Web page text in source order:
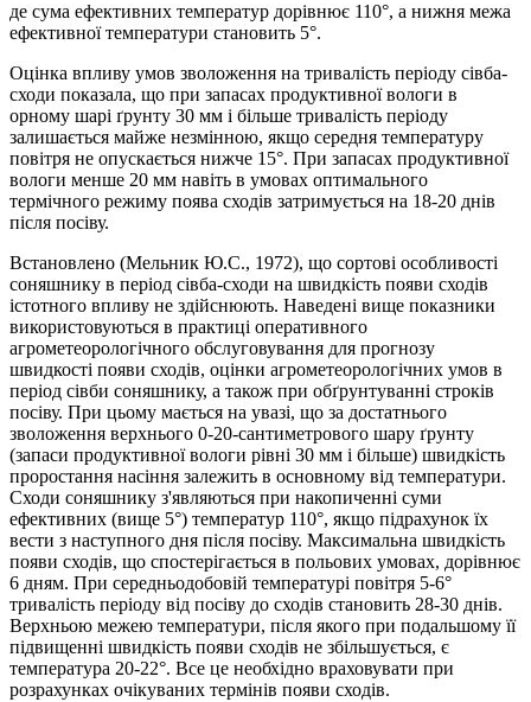
де сума ефективних температур дорівнює 110°, а нижня межа
ефективної температури становить 5°.
Оцінка впливу умов зволоження на тривалість періоду сівба-
сходи показала, що при запасах продуктивної вологи в
орному шарі ґрунту 30 мм і більше тривалість періоду
залишається майже незмінною, якщо середня температуру
повітря не опускається нижче 15°. При запасах продуктивної
вологи менше 20 мм навіть в умовах оптимального
термічного режиму поява сходів затримується на 18-20 днів
після посіву.
Встановлено (Мельник Ю.С., 1972), що сортові особливості
соняшнику в період сівба-сходи на швидкість появи сходів
істотного впливу не здійснюють. Наведені вище показники
використовуються в практиці оперативного
агрометеорологічного обслуговування для прогнозу
швидкості появи сходів, оцінки агрометеорологічних умов в
період сівби соняшнику, а також при обґрунтуванні строків
посіву. При цьому мається на увазі, що за достатнього
зволоження верхнього 0-20-сантиметрового шару ґрунту
(запаси продуктивної вологи рівні 30 мм і більше) швидкість
проростання насіння залежить в основному від температури.
Сходи соняшнику з'являються при накопиченні суми
ефективних (вище 5°) температур 110°, якщо підрахунок їх
вести з наступного дня після посіву. Максимальна швидкість
появи сходів, що спостерігається в польових умовах, дорівнює
6 дням. При середньодобовій температурі повітря 5-6°
тривалість періоду від посіву до сходів становить 28-30 днів.
Верхньою межею температури, після якого при подальшому її
підвищенні швидкість появи сходів не збільшується, є
температура 20-22°. Все це необхідно враховувати при
розрахунках очікуваних термінів появи сходів.